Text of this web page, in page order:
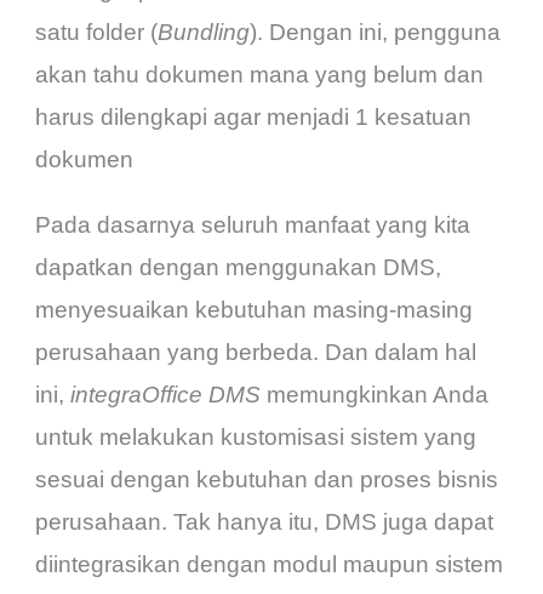
satu folder (Bundling). Dengan ini, pengguna
akan tahu dokumen mana yang belum dan
harus dilengkapi agar menjadi 1 kesatuan
dokumen
Pada dasarnya seluruh manfaat yang kita
dapatkan dengan menggunakan DMS,
menyesuaikan kebutuhan masing-masing
perusahaan yang berbeda. Dan dalam hal
ini,integraOffice DMS memungkinkan Anda
untuk melakukan kustomisasi sistem yang
sesuai dengan kebutuhan dan proses bisnis
perusahaan. Tak hanya itu, DMS juga dapat
diintegrasikan dengan modul maupun sistem